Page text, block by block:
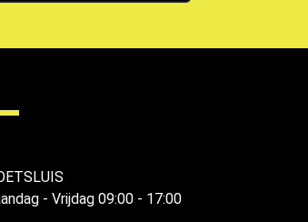
- Vrijdag 09:00 - 17:00